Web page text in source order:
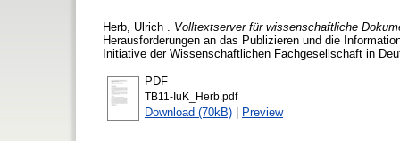
Herb, Ulrich
Volltextserver für wissenschaftliche
Herausforderungen an das Publizieren und die
Initiative der Wissenschaftlichen Fachgesellschaft in
PDF
TB11-IuK_Herb.pdf
Download (70kB) | Preview